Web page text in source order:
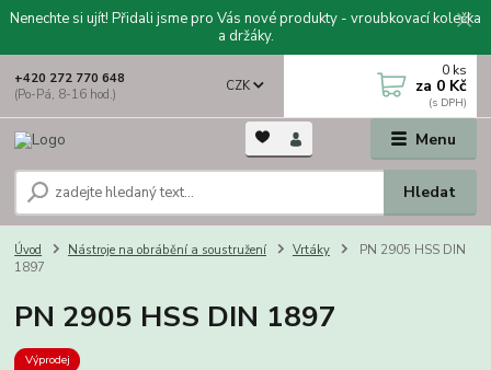
Nenechte si ujít! Přidali jsme pro Vás nové produkty - vroubkovací kolečka
a držáky.
Menu
CZK
Hledat
+420 272 770 648
(Po-Pá, 8-16 hod.)
0 ks
za 0 Kč
Úvod Nástroje na obrábění a soustružení Vrtáky
PN 2905 HSS DIN
1897
PN 2905 HSS DIN 1897
Výprodej